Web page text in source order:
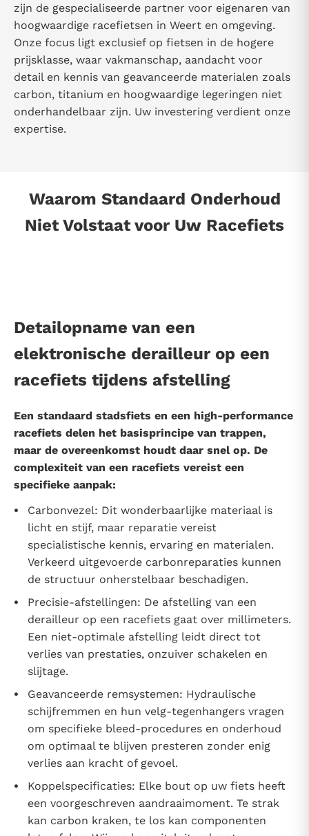
zijn de gespecialiseerde partner voor eigenaren van
hoogwaardige racefietsen in Weert en omgeving.
Onze focus ligt exclusief op fietsen in de hogere
prijsklasse, waar vakmanschap, aandacht voor
detail en kennis van geavanceerde materialen zoals
carbon, titanium en hoogwaardige legeringen niet
onderhandelbaar zijn. Uw investering verdient onze
expertise.
Waarom Standaard Onderhoud
Niet Volstaat voor Uw Racefiets
Detailopname van een
elektronische derailleur op een
racefiets tijdens afstelling
Een standaard stadsfiets en een high-performance
racefiets delen het basisprincipe van trappen,
maar de overeenkomst houdt daar snel op. De
complexiteit van een racefiets vereist een
specifieke aanpak:
Carbonvezel: Dit wonderbaarlijke materiaal is
licht en stijf, maar reparatie vereist
specialistische kennis, ervaring en materialen.
Verkeerd uitgevoerde carbonreparaties kunnen
de structuur onherstelbaar beschadigen.
Precisie-afstellingen: De afstelling van een
derailleur op een racefiets gaat over millimeters.
Een niet-optimale afstelling leidt direct tot
verlies van prestaties, onzuiver schakelen en
slijtage.
Geavanceerde remsystemen: Hydraulische
schijfremmen en hun velg-tegenhangers vragen
om specifieke bleed-procedures en onderhoud
om optimaal te blijven presteren zonder enig
verlies aan kracht of gevoel.
Koppelspecificaties: Elke bout op uw fiets heeft
een voorgeschreven aandraaimoment. Te strak
kan carbon kraken, te los kan componenten